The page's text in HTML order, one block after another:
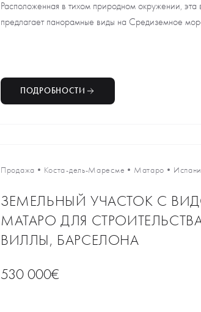
Расположенная в тихом природном окружении,
предлагает панорамные виды на Средиземное
ПОДРОБНОСТИ
Продажа • Коста-дель-Маресме • Матаро •
ЗЕМЕЛЬНЫЙ УЧАСТОК С
МАТАРО ДЛЯ
ВИЛЛЫ, БАРСЕЛОНА
530 000€